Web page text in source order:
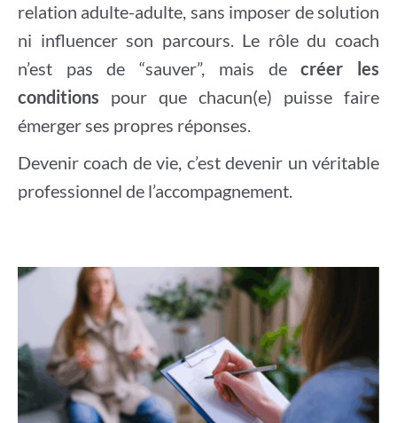
relation adulte-adulte, sans imposer de solution
ni influencer son parcours. Le rôle du coach
n’est pas de “sauver”, mais decréer les
conditions pour que chacun(e) puisse faire
émerger ses propres réponses.
Devenir coach de vie, c’est devenir un véritable
professionnel de l’accompagnement.